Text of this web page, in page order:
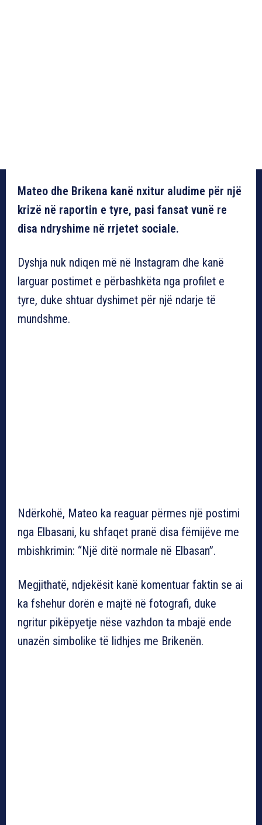
Mateo dhe Brikena kanë nxitur aludime për një
krizë në raportin e tyre, pasi fansat vunë re
disa ndryshime në rrjetet sociale.
Dyshja nuk ndiqen më në Instagram dhe kanë
larguar postimet e përbashkëta nga profilet e
tyre, duke shtuar dyshimet për një ndarje të
mundshme.
Ndërkohë, Mateo ka reaguar përmes një postimi
nga Elbasani, ku shfaqet pranë disa fëmijëve me
mbishkrimin: “Një ditë normale në Elbasan”.
Megjithatë, ndjekësit kanë komentuar faktin se ai
ka fshehur dorën e majtë në fotografi, duke
ngritur pikëpyetje nëse vazhdon ta mbajë ende
unazën simbolike të lidhjes me Brikenën.